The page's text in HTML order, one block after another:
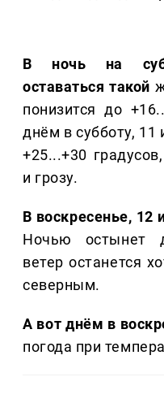
В ночь на
оставаться такой
понизится до
днём в субботу,
+25...+30
и грозу.
В воскресенье, 12
Ночью остынет
ветер останется
северным.
А вот днём в
погода при